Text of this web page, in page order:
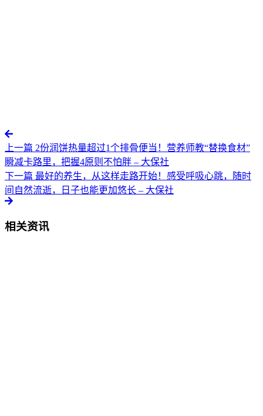
上一篇 2份润饼热量超过1个排骨便当！营养师教“替换食材”
瞬减卡路里，把握4原则不怕胖 – 大保社
下一篇 最好的养生，从这样走路开始！感受呼吸心跳，随时
间自然流逝，日子也能更加悠长 – 大保社
相关资讯